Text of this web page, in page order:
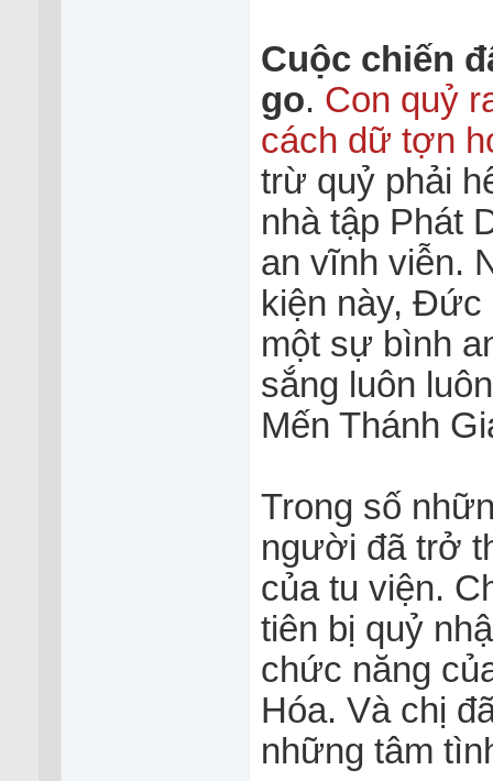
Cuộc chiến
go. Con quỷ
cách dữ tợn
trừ quỷ phải
nhà tập Phát
an vĩnh viễn.
kiện này, Đức
một sự bình
sắng luôn
Mến Thánh
Trong số
người đã trở
của tu viện.
tiên bị quỷ
chức năng
Hóa. Và chị
những tâm